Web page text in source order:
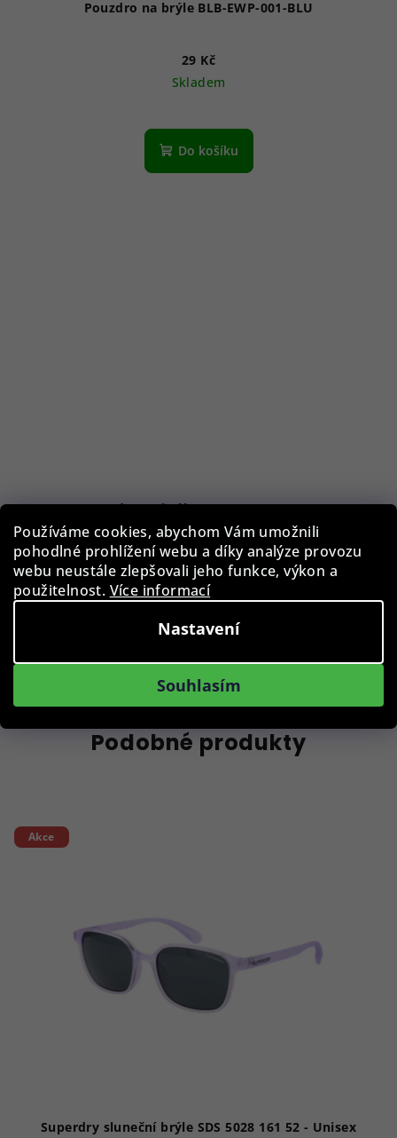
Používáme cookies, abychom Vám umožnili
pohodlné prohlížení webu a díky analýze provozu
webu neustále zlepšovali jeho funkce, výkon a
použitelnost. Více informací
Nastavení
Souhlasím
Pouzdro na brýle BLB-EWP-001-BLU
29 Kč
Skladem
Do košíku
Pouzdro na brýle BLB-EWP-001-RED
29 Kč
Skladem
Podobné produkty
Akce
Superdry sluneční brýle SDS 5028 161 52 - Unisex